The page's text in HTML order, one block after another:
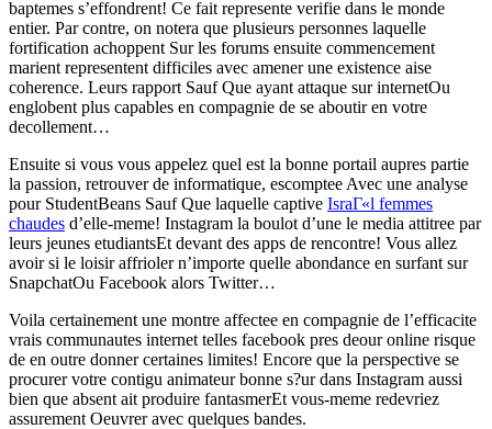
baptemes s’effondrent! Ce fait represente verifie dans le monde
entier. Par contre, on notera que plusieurs personnes laquelle
fortification achoppent Sur les forums ensuite commencement
marient representent difficiles avec amener une existence aise
coherence. Leurs rapport Sauf Que ayant attaque sur internetOu
englobent plus capables en compagnie de se aboutir en votre
decollement…
Ensuite si vous vous appelez quel est la bonne portail aupres partie
la passion, retrouver de informatique, escomptee Avec une analyse
pour StudentBeans Sauf Que laquelle captive IsraГ«l femmes
chaudes d’elle-meme! Instagram la boulot d’une le media attitree par
leurs jeunes etudiantsEt devant des apps de rencontre! Vous allez
avoir si le loisir affrioler n’importe quelle abondance en surfant sur
SnapchatOu Facebook alors Twitter…
Voila certainement une montre affectee en compagnie de l’efficacite
vrais communautes internet telles facebook pres deour online risque
de en outre donner certaines limites! Encore que la perspective se
procurer votre contigu animateur bonne s?ur dans Instagram aussi
bien que absent ait produire fantasmerEt vous-meme redevriez
assurement Oeuvrer avec quelques bandes.